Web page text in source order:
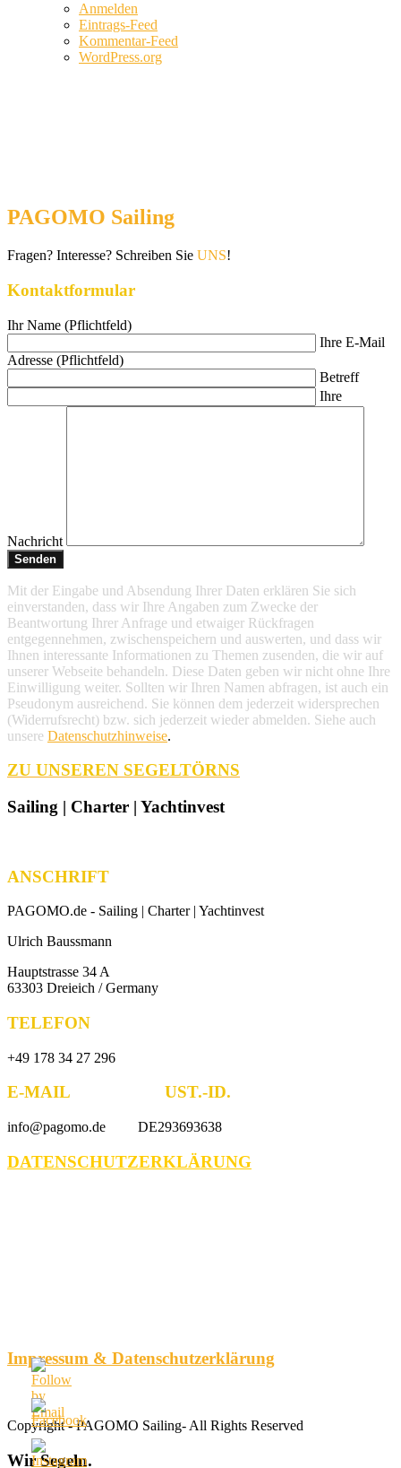
Anmelden
Eintrags-Feed
Kommentar-Feed
WordPress.org
PAGOMO Sailing
Fragen? Interesse? Schreiben Sie UNS!
Kontaktformular
Ihr Name (Pflichtfeld)
Ihre E-Mail
Adresse (Pflichtfeld)
Betreff
Ihre
Nachricht
Mit der Eingabe und Absendung Ihrer Daten erklären Sie sich
einverstanden, dass wir Ihre Angaben zum Zwecke der
Beantwortung Ihrer Anfrage und etwaiger Rückfragen
entgegennehmen, zwischenspeichern und auswerten, und dass wir
Ihnen interessante Informationen zu Themen zusenden, die wir auf
unserer Webseite behandeln. Diese Daten geben wir nicht ohne Ihre
Einwilligung weiter. Sollten wir Ihren Namen abfragen, ist auch ein
Pseudonym ausreichend. Sie können dem jederzeit widersprechen
(Widerrufsrecht) bzw. sich jederzeit wieder abmelden. Siehe auch
unsere Datenschutzhinweise.
ZU UNSEREN SEGELTÖRNS
Sailing | Charter | Yachtinvest
ANSCHRIFT
PAGOMO.de - Sailing | Charter | Yachtinvest
Ulrich Baussmann
Hauptstrasse 34 A
63303 Dreieich / Germany
TELEFON
+49 178 34 27 296
E-MAIL UST.-ID.
info@pagomo.de DE293693638
DATENSCHUTZERKLÄRUNG
Impressum & Datenschutzerklärung
Copyright - PAGOMO Sailing- All Rights Reserved
WirSegeln.